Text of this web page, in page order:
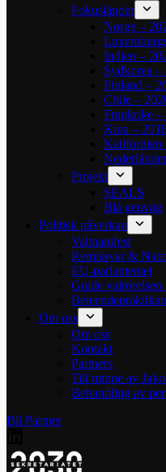
Fokusländer
Norge –
Indien –
Sydkorea –
Finland –
Chile –
Frankrike –
Kina –
Kalifornien
Projekt
SEALS
Blå genväg
Politisk påverkan
Valmanifest
Remissvar &
EU-parlamentet
Guide valrörelsen
Beteendepraktikan
Om oss
Om oss
Kontakt
Partners
Till minne av
Behandling av
Bli Partner